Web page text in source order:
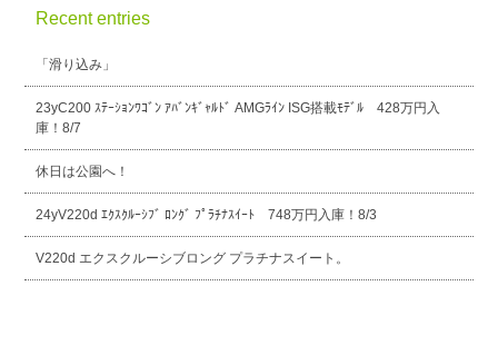
Recent entries
「滑り込み」
23yC200 ｽﾃｰｼｮﾝﾜｺﾞﾝ ｱﾊﾞﾝｷﾞｬﾙﾄﾞ AMGﾗｲﾝ ISG搭載ﾓﾃﾞﾙ 428万円入
庫！8/7
休日は公園へ！
24yV220d ｴｸｽｸﾙｰｼﾌﾞ ﾛﾝｸﾞ ﾌﾟﾗﾁﾅｽｲｰﾄ 748万円入庫！8/3
V220d エクスクルーシブロング プラチナスイート。